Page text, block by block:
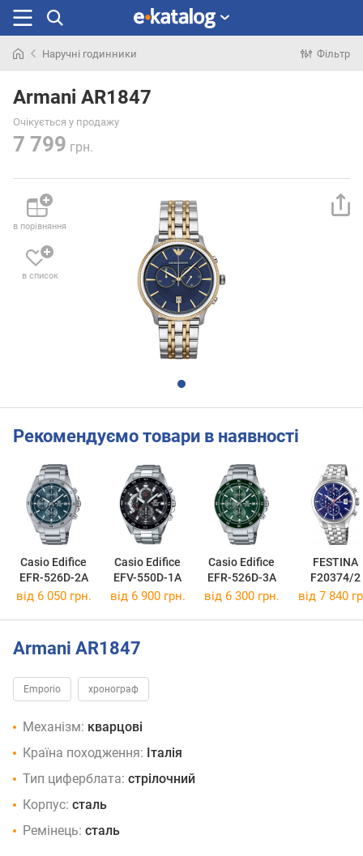
раніше
Наручні годинники Фільтр
Armani AR1847
Очікується у продажу
7 799 грн.
в порівняння
в список
Рекомендуємо товари в наявності
Casio Edifice
EFR-526D-2A
Casio Edifice
EFV-550D-1A
Casio Edifice
EFR-526D-3A
FESTINA
F20374/2
від 6 050 грн. від 6 900 грн. від 6 300 грн. від 7 840
Armani AR1847
Emporio хронограф
Механізм: кварцові
Країна походження: Італія
Тип циферблата: стрілочний
Корпус: сталь
Ремінець: сталь